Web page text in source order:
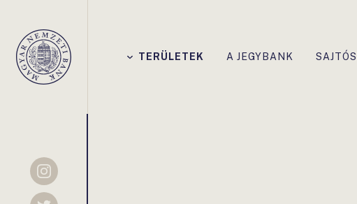
Magyar
Nemzeti
TERÜLETEK A JEGYBANK
Instagram